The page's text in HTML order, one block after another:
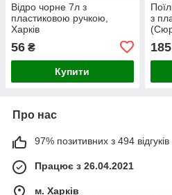
Відро чорне 7л з
пластиковою ручкою,
Харків
56 ₴
Купити
з
185
Про нас
97% позитивних з 494 відгуків
Працює з 26.04.2021
м. Харків